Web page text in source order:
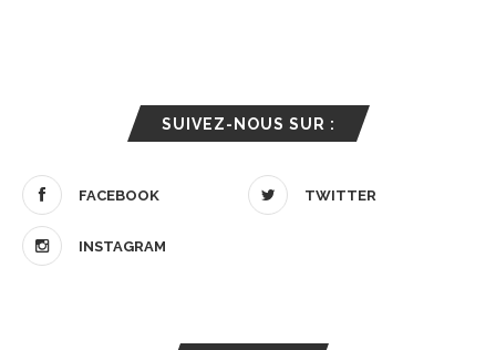
SUIVEZ-NOUS SUR :
FACEBOOK TWITTER
INSTAGRAM